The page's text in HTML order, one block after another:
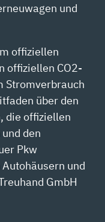
und
offiziellen
offiziellen CO2-
Stromverbrauch
über den
die offiziellen
den
Pkw
und
GmbH